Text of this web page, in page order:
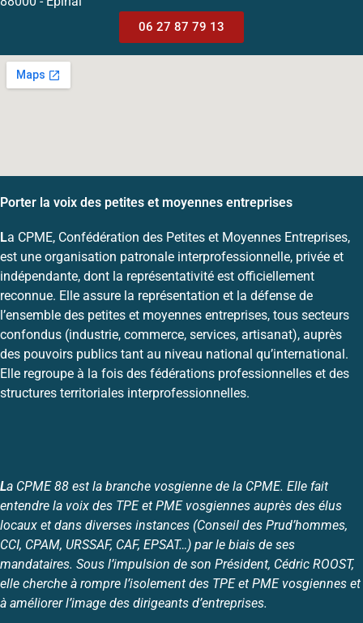
06 27 87 79 13
Porter la voix des petites et moyennes entreprises
La CPME, Confédération des Petites et Moyennes Entreprises,
est une organisation patronale interprofessionnelle, privée et
indépendante, dont la représentativité est officiellement
reconnue. Elle assure la représentation et la défense de
l’ensemble des petites et moyennes entreprises, tous secteurs
confondus (industrie, commerce, services, artisanat), auprès
des pouvoirs publics tant au niveau national qu’international.
Elle regroupe à la fois des fédérations professionnelles et des
structures territoriales interprofessionnelles.
La CPME 88 est la branche vosgienne de la CPME. Elle fait
entendre la voix des TPE et PME vosgiennes auprès des élus
locaux et dans diverses instances (Conseil des Prud’hommes,
CCI, CPAM, URSSAF, CAF, EPSAT…) par le biais de ses
mandataires. Sous l’impulsion de son Président, Cédric ROOST,
elle cherche à rompre l’isolement des TPE et PME vosgiennes et
à améliorer l’image des dirigeants d’entreprises.